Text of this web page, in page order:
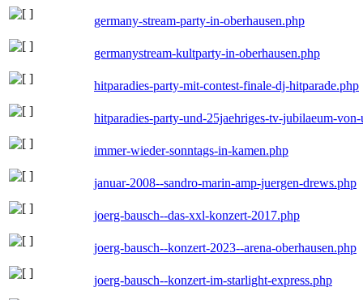
germany-stream-party-in-oberhausen.php
germanystream-kultparty-in-oberhausen.php
hitparadies-party-mit-contest-finale-dj-hitparade.php
hitparadies-party-und-25jaehriges-tv-jubilaeum-
immer-wieder-sonntags-in-kamen.php
januar-2008--sandro-marin-amp-juergen-drews.php
joerg-bausch--das-xxl-konzert-2017.php
joerg-bausch--konzert-2023--arena-oberhausen.php
joerg-bausch--konzert-im-starlight-express.php